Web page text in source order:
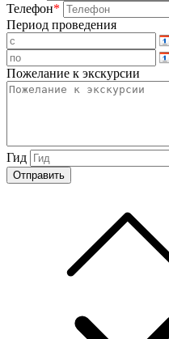
Телефон*
Период проведения
Пожелание к экскурсии
Гид